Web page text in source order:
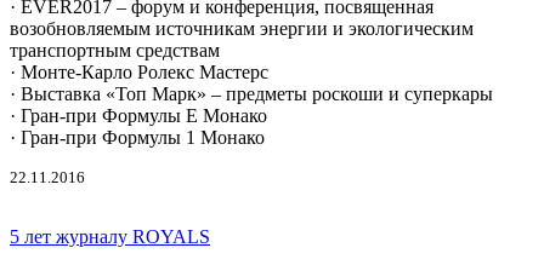
· EVER2017 – форум и конференция, посвященная
возобновляемым источникам энергии и экологическим
транспортным средствам
· Монте-Карло Ролекс Мастерс
· Выставка «Топ Марк» – предметы роскоши и суперкары
· Гран-при Формулы E Монако
· Гран-при Формулы 1 Монако
22.11.2016
5 лет журналу ROYALS